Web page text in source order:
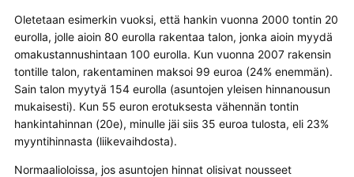
Oletetaan esimerkin vuoksi, että hankin vuonna 2000 tontin 20
eurolla, jolle aioin 80 eurolla rakentaa talon, jonka aioin myydä
omakustannushintaan 100 eurolla. Kun vuonna 2007 rakensin
tontille talon, rakentaminen maksoi 99 euroa (24% enemmän).
Sain talon myytyä 154 eurolla (asuntojen yleisen hinnanousun
mukaisesti). Kun 55 euron erotuksesta vähennän tontin
hankintahinnan (20e), minulle jäi siis 35 euroa tulosta, eli 23%
myyntihinnasta (liikevaihdosta).
Normaalioloissa, jos asuntojen hinnat olisivat nousseet